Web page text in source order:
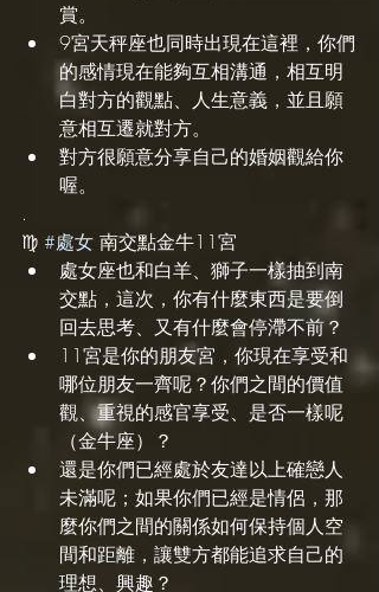
賞。
9宮天秤座也同時出現在這裡，你們
的感情現在能夠互相溝通，相互明
白對方的觀點、人生意義，並且願
意相互遷就對方。
對方很願意分享自己的婚姻觀給你
喔。
.
♍️ #處女 南交點金牛11宮
處女座也和白羊、獅子一樣抽到南
交點，這次，你有什麼東西是要倒
回去思考、又有什麼會停滯不前？
11宮是你的朋友宮，你現在享受和
哪位朋友一齊呢？你們之間的價值
觀、重視的感官享受、是否一樣呢
（金牛座）？
還是你們已經處於友達以上確戀人
未滿呢；如果你們已經是情侶，那
麼你們之間的關係如何保持個人空
間和距離，讓雙方都能追求自己的
理想、興趣？